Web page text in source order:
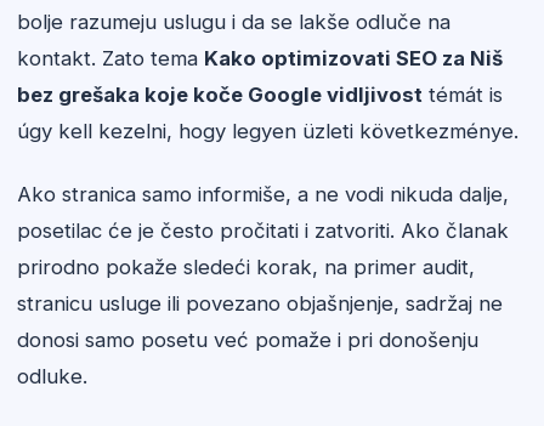
bolje razumeju uslugu i da se lakše odluče na
kontakt. Zato tema Kako optimizovati SEO za Niš
bez grešaka koje koče Google vidljivost témát is
úgy kell kezelni, hogy legyen üzleti következménye.
Ako stranica samo informiše, a ne vodi nikuda dalje,
posetilac će je često pročitati i zatvoriti. Ako članak
prirodno pokaže sledeći korak, na primer audit,
stranicu usluge ili povezano objašnjenje, sadržaj ne
donosi samo posetu već pomaže i pri donošenju
odluke.